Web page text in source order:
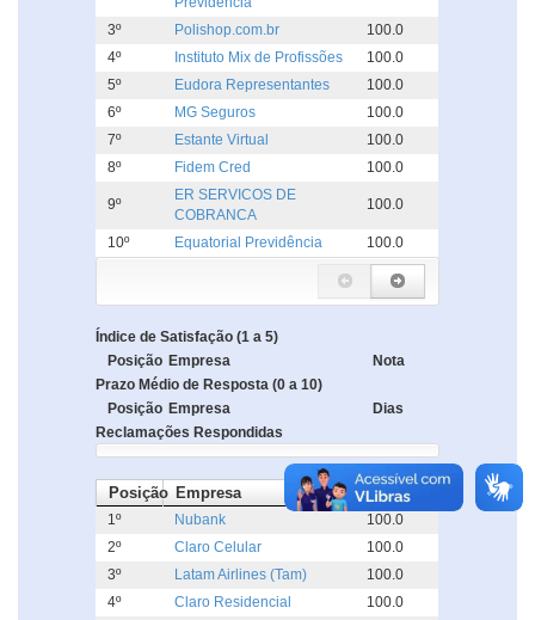
3º Polishop.com.br
100.0
4º
Instituto Mix de Profissões
100.0
5º
Eudora Representantes
100.0
6º
MG Seguros
100.0
7º
Estante Virtual
100.0
8º
Fidem Cred 100.0
9º
ER SERVICOS DE
COBRANCA
100.0
10º Equatorial Previdência 100.0
Índice de Satisfação (1 a 5)
Posição Empresa
Nota
Prazo Médio de Resposta (0 a 10)
Posição Empresa
Dias
Reclamações Respondidas
Posição Empresa %
1º Nubank
100.0
2º
Claro Celular
100.0
3º
Latam Airlines (Tam)
100.0
4º
Claro Residencial
100.0